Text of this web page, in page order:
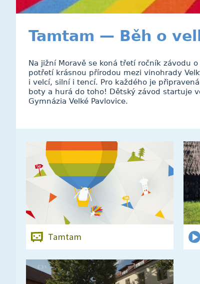
Tamtam — Běh o
Na jižní Moravě se koná třetí ročník závodu
potřetí krásnou přírodou mezi vinohrady
i velcí, silní i tencí. Pro každého je
boty a hurá do toho! Dětský závod startuje
Gymnázia Velké Pavlovice.
Tamtam